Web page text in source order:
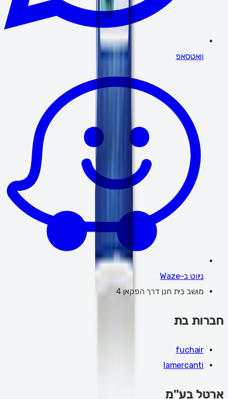
וואטסאפ
ניווט ב-Waze
מושב בית חנן דרך הפקאן 4
חברות בת
fuchair
lamercanti
ארטל בע"מ